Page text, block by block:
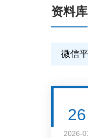
资料库
微信
26
2026-